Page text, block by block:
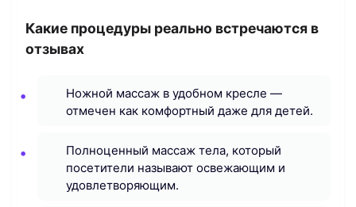
Какие процедуры реально встречаются в
отзывах
Ножной массаж в удобном кресле —
отмечен как комфортный даже для детей.
Полноценный массаж тела, который
посетители называют освежающим и
удовлетворяющим.